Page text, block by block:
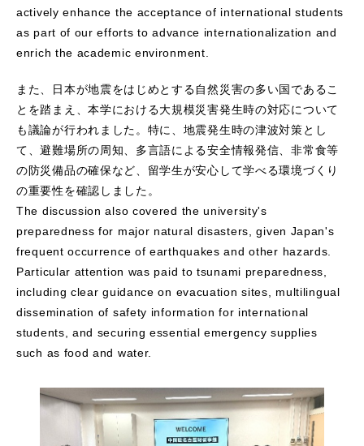
actively enhance the acceptance of international students
as part of our efforts to advance internationalization and
enrich the academic environment.
また、日本が地震をはじめとする自然災害の多い国であるこ
とを踏まえ、本学における大規模災害発生時の対応について
も議論が行われました。特に、地震発生時の津波対策とし
て、避難場所の周知、多言語による安全情報発信、非常食等
の防災備品の確保など、留学生が安心して学べる環境づくり
の重要性を確認しました。
The discussion also covered the university's
preparedness for major natural disasters, given Japan's
frequent occurrence of earthquakes and other hazards.
Particular attention was paid to tsunami preparedness,
including clear guidance on evacuation sites, multilingual
dissemination of safety information for international
students, and securing essential emergency supplies
such as food and water.